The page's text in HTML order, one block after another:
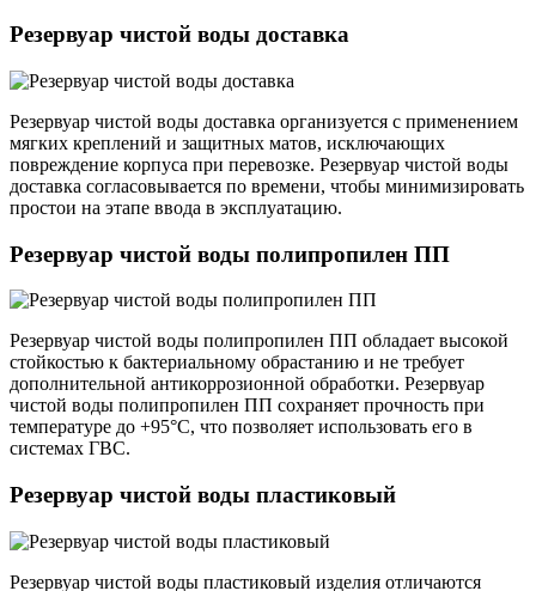
Резервуар чистой воды доставка
Резервуар чистой воды доставка организуется с применением
мягких креплений и защитных матов, исключающих
повреждение корпуса при перевозке. Резервуар чистой воды
доставка согласовывается по времени, чтобы минимизировать
простои на этапе ввода в эксплуатацию.
Резервуар чистой воды полипропилен ПП
Резервуар чистой воды полипропилен ПП обладает высокой
стойкостью к бактериальному обрастанию и не требует
дополнительной антикоррозионной обработки. Резервуар
чистой воды полипропилен ПП сохраняет прочность при
температуре до +95°C, что позволяет использовать его в
системах ГВС.
Резервуар чистой воды пластиковый
Резервуар чистой воды пластиковый изделия отличаются